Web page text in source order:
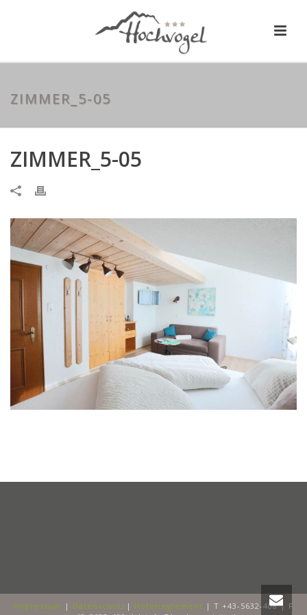
ZIMMER_5-05
ZIMMER_5-05
Impressum | Datenschutz | Hotelreglement | T +43-5632-408 | F